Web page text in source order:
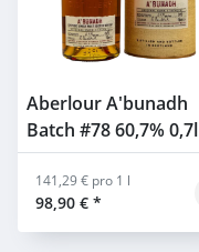
Aberlour A'bunadh
Batch #78 60,7% 0,7l
98,90 € *
141,29 € pro 1 l